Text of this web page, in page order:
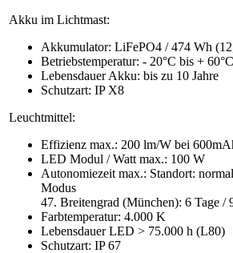
Akku im Lichtmast:
Akkumulator: LiFePO4 / 474 Wh
Betriebstemperatur: - 20°C bis + 60°C
Lebensdauer Akku: bis zu 10 Jahre
Schutzart: IP X8
Leuchtmittel:
Effizienz max.: 200 lm/W bei
LED Modul / Watt max.: 100 W
Autonomiezeit max.: Standort:
Modus
47. Breitengrad (München): 6 Tage /
Farbtemperatur: 4.000 K
Lebensdauer LED > 75.000 h (L80)
Schutzart: IP 67